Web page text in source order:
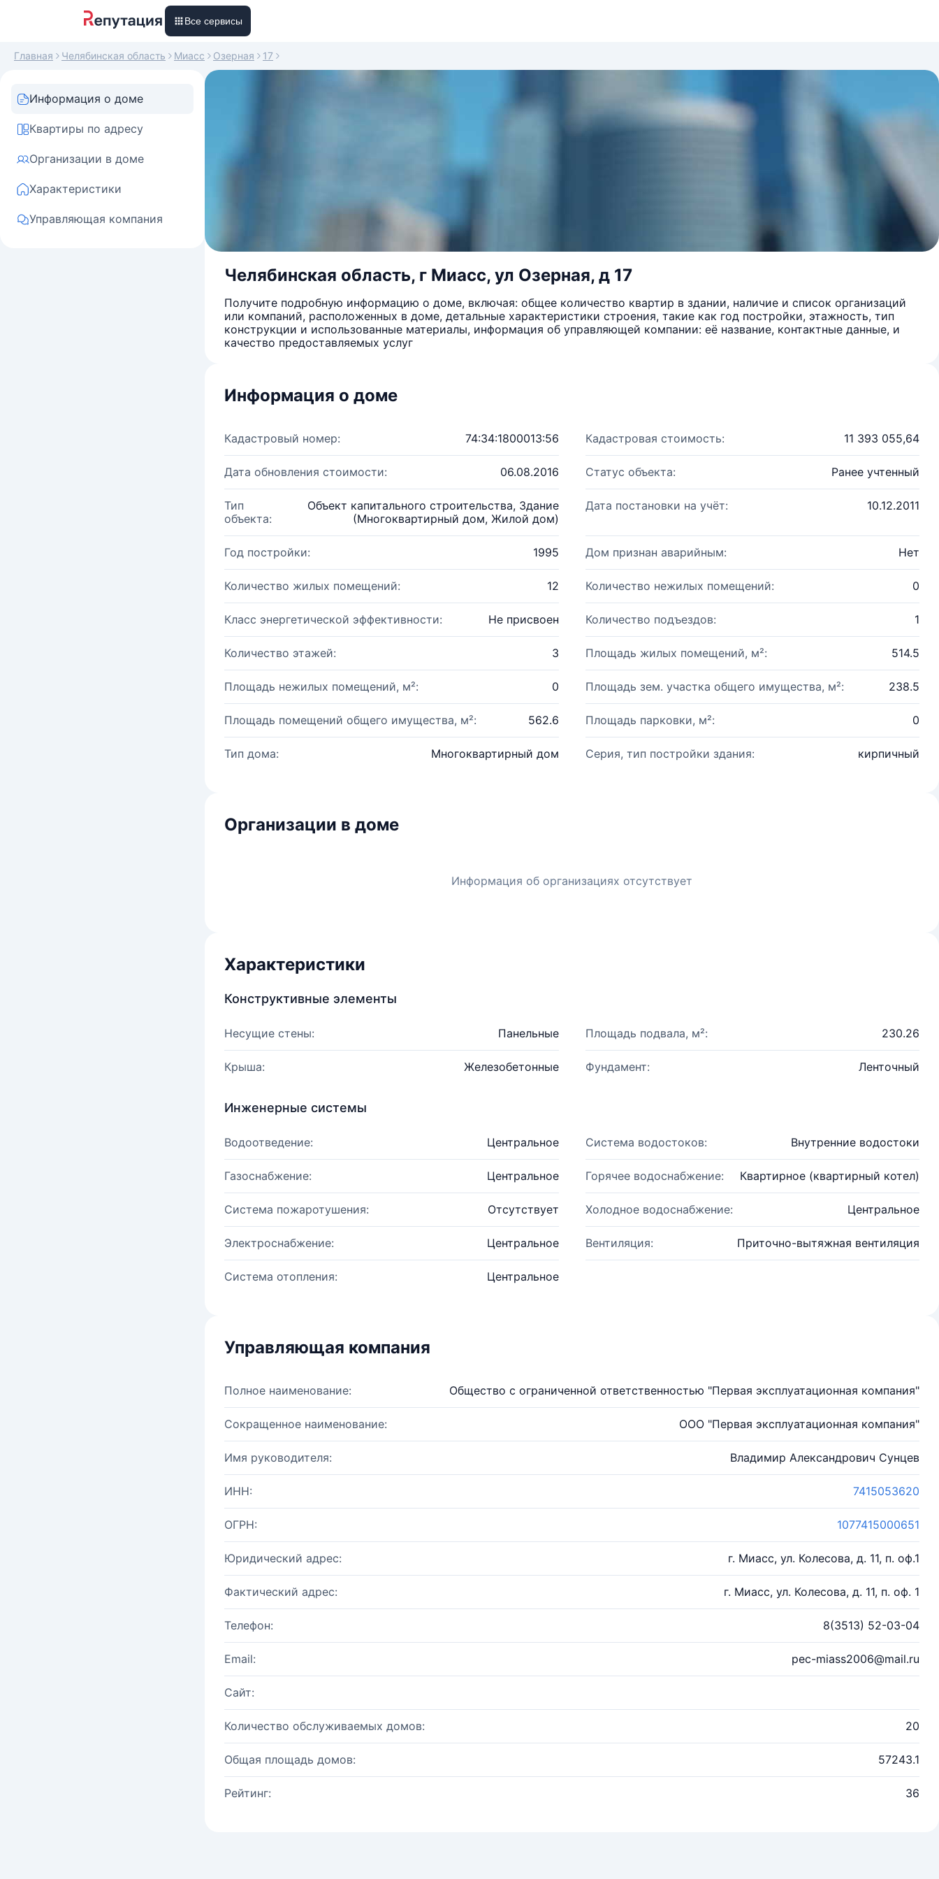
Все сервисы
Главная Челябинская область Миасс Озерная 17
Информация о доме
Квартиры по адресу
Организации в доме
Характеристики
Управляющая компания
Челябинская область, г Миасс, ул Озерная, д 17
Получите подробную информацию о доме, включая: общее количество квартир в здании, наличие и список организаций
или компаний, расположенных в доме, детальные характеристики строения, такие как год постройки, этажность, тип
конструкции и использованные материалы, информация об управляющей компании: её название, контактные данные, и
качество предоставляемых услуг
Информация о доме
Кадастровый номер: 74:34:1800013:56 Кадастровая стоимость: 11 393 055,64
Дата обновления стоимости: 06.08.2016 Статус объекта: Ранее учтенный
Тип
объекта:
Объект капитального строительства, Здание
(Многоквартирный дом, Жилой дом)
Дата постановки на учёт: 10.12.2011
Год постройки: 1995 Дом признан аварийным: Нет
Количество жилых помещений: 12 Количество нежилых помещений: 0
Класс энергетической эффективности: Не присвоен Количество подъездов: 1
Количество этажей: 3 Площадь жилых помещений, м²: 514.5
Площадь нежилых помещений, м²: 0 Площадь зем. участка общего имущества, м²: 238.5
Площадь помещений общего имущества, м²: 562.6 Площадь парковки, м²: 0
Тип дома: Многоквартирный дом Серия, тип постройки здания: кирпичный
Организации в доме
Информация об организациях отсутствует
Характеристики
Конструктивные элементы
Несущие стены: Панельные Площадь подвала, м²: 230.26
Крыша: Железобетонные Фундамент: Ленточный
Инженерные системы
Водоотведение: Центральное Система водостоков: Внутренние водостоки
Газоснабжение: Центральное Горячее водоснабжение: Квартирное (квартирный котел)
Система пожаротушения: Отсутствует Холодное водоснабжение: Центральное
Электроснабжение: Центральное Вентиляция: Приточно-вытяжная вентиляция
Система отопления: Центральное
Управляющая компания
Полное наименование: Общество с ограниченной ответственностью "Первая эксплуатационная компания"
Сокращенное наименование: ООО "Первая эксплуатационная компания"
Имя руководителя: Владимир Александрович Сунцев
ИНН: 7415053620
ОГРН: 1077415000651
Юридический адрес: г. Миасс, ул. Колесова, д. 11, п. оф.1
Фактический адрес: г. Миасс, ул. Колесова, д. 11, п. оф. 1
Телефон: 8(3513) 52-03-04
Email: pec-miass2006@mail.ru
Сайт:
Количество обслуживаемых домов: 20
Общая площадь домов: 57243.1
Рейтинг: 36